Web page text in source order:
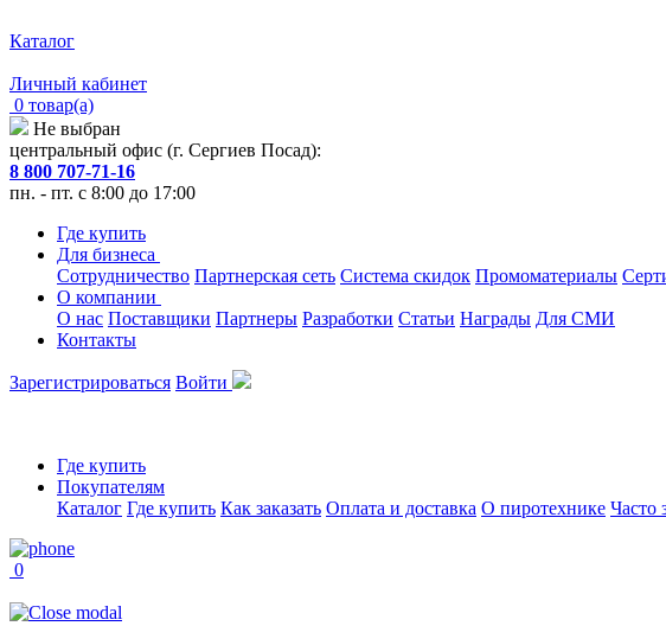
Каталог
Личный кабинет
0 товар(а)
Не выбран
центральный офис (г. Сергиев Посад):
8 800 707-71-16
пн. - пт. с 8:00 до 17:00
Где купить
Для бизнеса
Сотрудничество Партнерская сеть Система скидок Промоматериалы
О компании
О нас Поставщики Партнеры Разработки Статьи Награды Для СМИ
Контакты
Зарегистрироваться Войти
Где купить
Покупателям
Каталог Где купить Как заказать Оплата и доставка О пиротехнике Часто
0